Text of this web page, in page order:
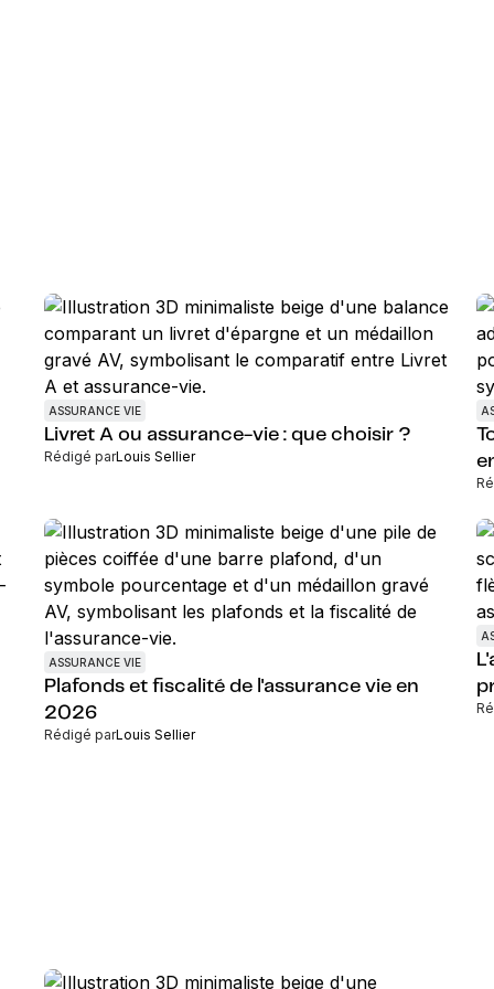
ASSURANCE VIE
Livret A ou assurance-vie : que choisir ?
Rédigé parLouis Sellier
ASSURANCE VIE
Plafonds et fiscalité de l'assurance vie en
2026
Rédigé parLouis Sellier